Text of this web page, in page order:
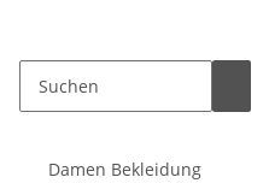
Damen Bekleidung